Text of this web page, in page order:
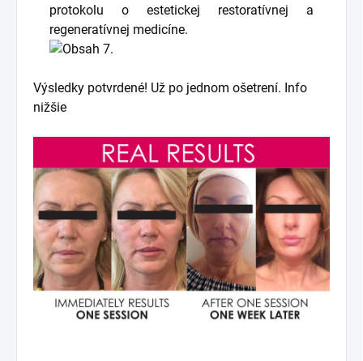
protokolu o estetickej restoratívnej a
regeneratívnej medicíne.
Výsledky potvrdené! Už po jednom ošetrení. Info
nižšie